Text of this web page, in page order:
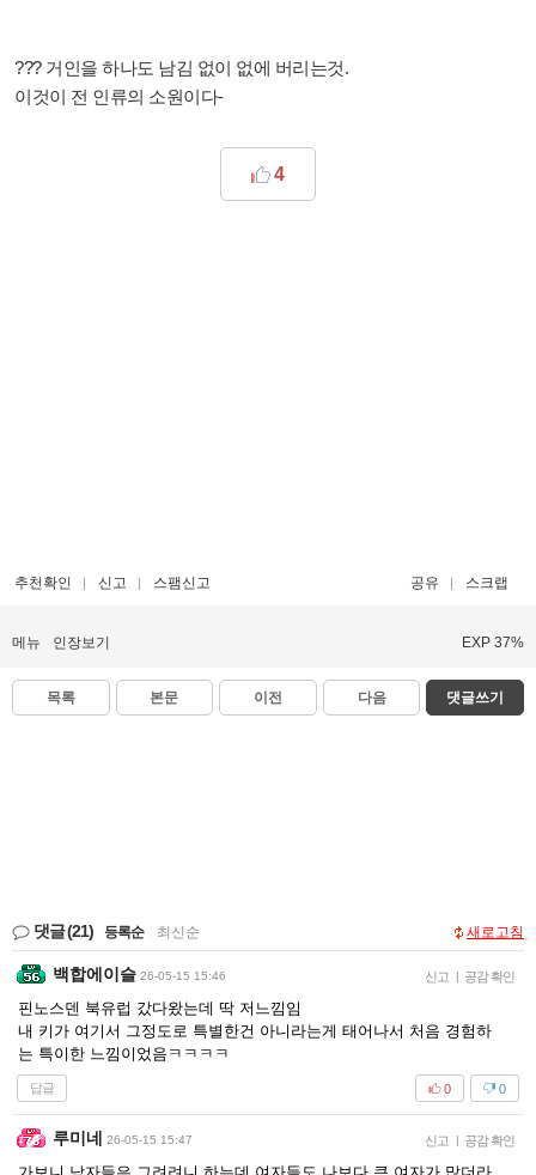
??? 거인을 하나도 남김 없이 없에 버리는것.
이것이 전 인류의 소원이다-
4
추천확인 신고 스팸신고 공유 스크랩
메뉴 인장보기 EXP 37%
목록 본문 이전 다음 댓글쓰기
댓글(21) 등록순 최신순 새로고침
백합에이슬 26-05-15 15:46 신고 공감 확인
핀노스덴 북유럽 갔다왔는데 딱 저느낌임
내 키가 여기서 그정도로 특별한건 아니라는게 태어나서 처음 경험하
는 특이한 느낌이었음ㅋㅋㅋㅋ
답글 0
0
루미네 26-05-15 15:47 신고 공감 확인